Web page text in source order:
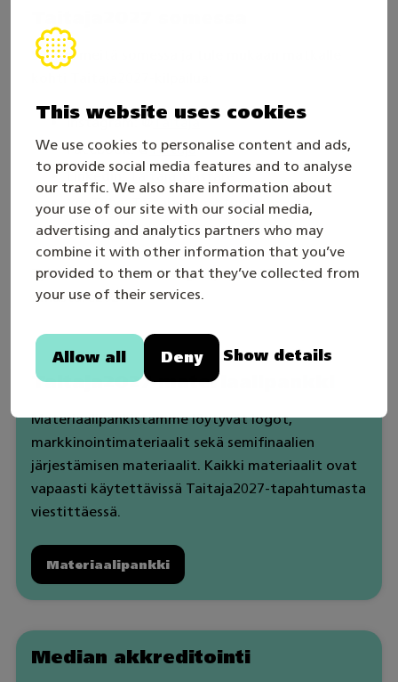
This website uses cookies
We use cookies to personalise content and ads,
to provide social media features and to analyse
our traffic. We also share information about
your use of our site with our social media,
advertising and analytics partners who may
combine it with other information that you’ve
provided to them or that they’ve collected from
your use of their services.
Allow all Deny Show details
Seuraa meitä somessa ja tule mukaan matkalle
Instagram: @Taitaja
Facebook: @Taitaja
LinkedIn:Taitaja Mästare
YouTube:
Taitaja-tapahtuma
TikTok: @TaitajaSM
Tykkää, kommentoi, tägää ja jaa! #Taitaja2027
#Mästare2027
Taitaja2027-materiaalipankki
Materiaalipankistamme löytyvät logot,
markkinointimateriaalit sekä semifinaalien
järjestämisen materiaalit. Kaikki materiaalit ovat
vapaasti käytettävissä Taitaja2027-tapahtumasta
viestittäessä.
Materiaalipankki
Median akkreditointi